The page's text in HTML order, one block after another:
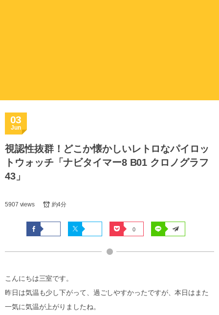
03
Jun
視認性抜群！どこか懐かしいレトロなパイロッ
トウォッチ「ナビタイマー8 B01 クロノグラフ
43」
5907 views 約4分
0
こんにちは三室です。
昨日は気温も少し下がって、過ごしやすかったですが、本日はまた
一気に気温が上がりましたね。